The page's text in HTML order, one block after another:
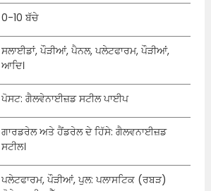
0-10 ਬੱਚੇ
ਸਲਾਈਡਾਂ, ਪੌੜੀਆਂ, ਪੈਨਲ, ਪਲੇਟਫਾਰਮ, ਪੌੜੀਆਂ,
ਆਦਿ।
ਪੋਸਟ: ਗੈਲਵੇਨਾਈਜ਼ਡ ਸਟੀਲ ਪਾਈਪ
ਗਾਰਡਰੇਲ ਅਤੇ ਹੈਂਡਰੇਲ ਦੇ ਹਿੱਸੇ: ਗੈਲਵਨਾਈਜ਼ਡ
ਸਟੀਲ।
ਪਲੇਟਫਾਰਮ, ਪੌੜੀਆਂ, ਪੁਲ: ਪਲਾਸਟਿਕ (ਰਬੜ)